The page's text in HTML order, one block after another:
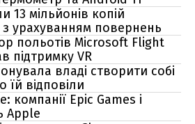
13 мільйонів копій
з урахуванням повернень
польотів Microsoft Flight
підтримку VR
владі створити собі
їй відповіли
компанії Epic Games і
Apple